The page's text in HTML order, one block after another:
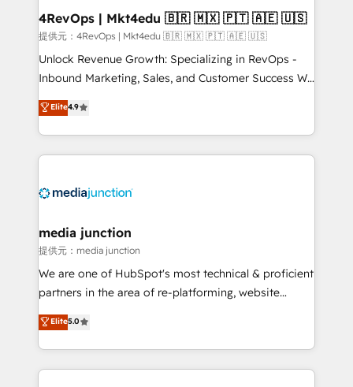
on-demand bundle services. Connect with us today!
4RevOps | Mkt4edu 🇧🇷 🇲🇽 🇵🇹 🇦🇪 🇺🇸
提供元：4RevOps | Mkt4edu 🇧🇷 🇲🇽 🇵🇹 🇦🇪 🇺🇸
Unlock Revenue Growth: Specializing in RevOps -
Inbound Marketing, Sales, and Customer Success We
specialize in driving revenue growth for companies
across industries through tailored marketing, sales,
and customer success strategies, utilizing RevOps
methodologies. As Latin America's largest HubSpot
offer unparalleled insights. Operating in five
Mexico, USA, and Portugal—we've executed over a
hundred successful operations. Our approach,
rooted in RevOps principles, integrates analysis,
training, planning, and qualification. Leveraging
inbound marketing tactics, we focus on
understanding, nurturing, and converting leads.
Elite4.9
media junction
提供元：media junction
We are one of HubSpot's most technical & proficient
partners in the area of re-platforming, website
design & development. We specialize in multi-hub
implementations for mid-market & enterprise
companies. We are woman-owned, powered by
coffee, and we ❤️ dogs. We produce award-winning
Elite5.0